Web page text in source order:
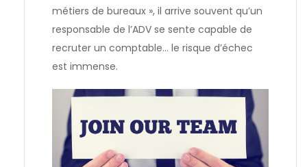
métiers de bureaux », il arrive souvent qu’un
responsable de l’ADV se sente capable de
recruter un comptable… le risque d’échec
est immense.